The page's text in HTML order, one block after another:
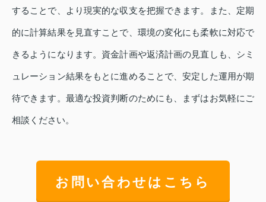
することで、より現実的な収支を把握できます。また、定期
的に計算結果を見直すことで、環境の変化にも柔軟に対応で
きるようになります。資金計画や返済計画の見直しも、シミ
ュレーション結果をもとに進めることで、安定した運用が期
待できます。最適な投資判断のためにも、まずはお気軽にご
相談ください。
お問い合わせはこちら